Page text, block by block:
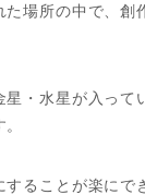
場所の中で、創
・水星が入って
ることが楽に